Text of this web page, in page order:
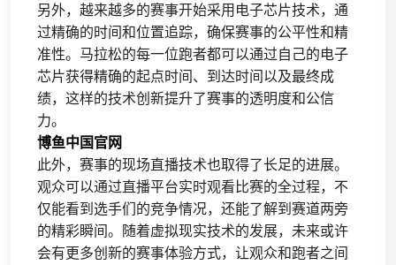
另外，越来越多的赛事开始采用电子芯片技术，通
过精确的时间和位置追踪，确保赛事的公平性和精
准性。马拉松的每一位跑者都可以通过自己的电子
芯片获得精确的起点时间、到达时间以及最终成
绩，这样的技术创新提升了赛事的透明度和公信
力。
博鱼中国官网
此外，赛事的现场直播技术也取得了长足的进展。
观众可以通过直播平台实时观看比赛的全过程，不
仅能看到选手们的竞争情况，还能了解到赛道两旁
的精彩瞬间。随着虚拟现实技术的发展，未来或许
会有更多创新的赛事体验方式，让观众和跑者之间